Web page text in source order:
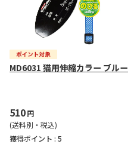
MD6031 猫用伸縮カラー ブルー
510円
(送料別・税込)
獲得ポイント : 5